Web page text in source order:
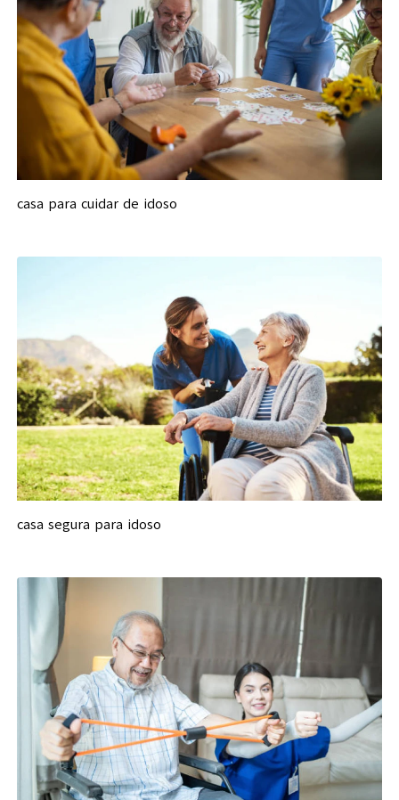
casa para cuidar de idoso
casa segura para idoso